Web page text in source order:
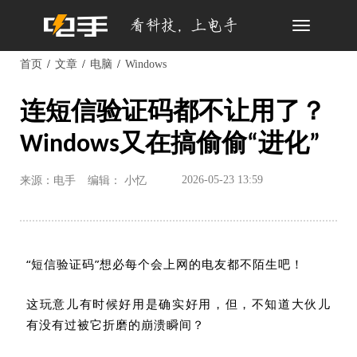
Toggle
首页 文章 电脑 Windows
连短信验证码都不让用了？
Windows又在搞偷偷“进化”
来源：电手 编辑： 小忆 2026-05-23 13:59
“短信验证码”想必每个会上网的电友都不陌生吧！
这玩意儿有时候好用是确实好用，但，不知道大伙儿
有没有过被它折磨的崩溃瞬间？